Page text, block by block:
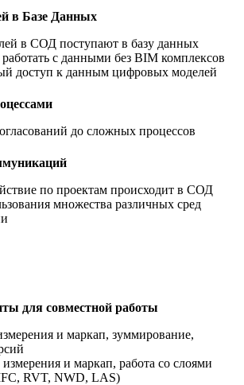
в Базе Данных
в СОД поступают в базу данных
с данными без BIM комплексов
доступ к данным цифровых моделей
до сложных процессов
по проектам происходит в СОД
множества различных сред
для совместной работы
и маркап, зуммирование,
и маркап, работа со слоями
RVT, NWD, LAS)